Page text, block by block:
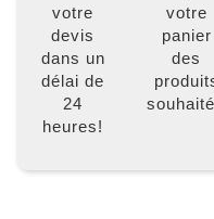
votre
devis
dans un
délai de
24
heures!
votre
panier
des